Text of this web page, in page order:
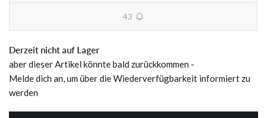
43
unavailable
Derzeit nicht auf Lager
aber dieser Artikel könnte bald zurückkommen -
Melde dich an, um über die Wiederverfügbarkeit informiert zu
werden